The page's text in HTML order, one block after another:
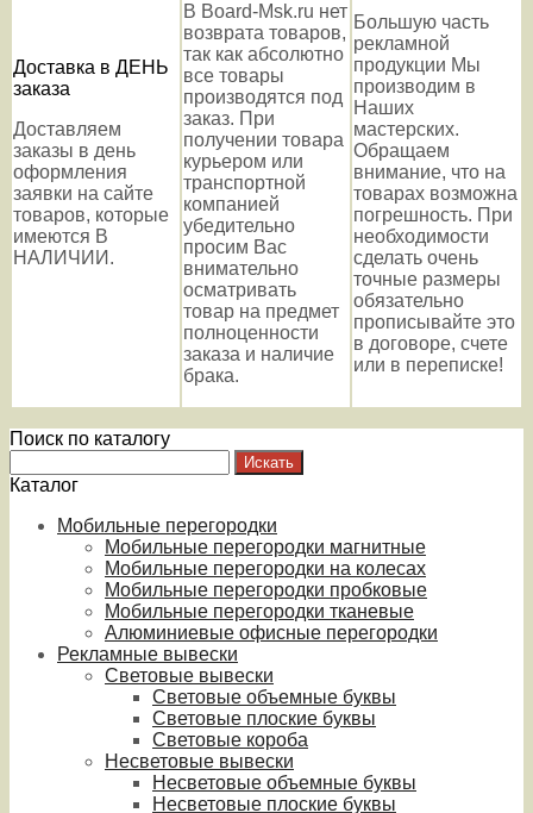
Доставка в ДЕНЬ
заказа
Доставляем
заказы в день
оформления
заявки на сайте
товаров, которые
имеются В
НАЛИЧИИ.
В Board-Msk.ru нет
возврата товаров,
так как абсолютно
все товары
производятся под
заказ. При
получении товара
курьером или
транспортной
компанией
убедительно
просим Вас
внимательно
осматривать
товар на предмет
полноценности
заказа и наличие
брака.
Большую часть
рекламной
продукции Мы
производим в
Наших
мастерских.
Обращаем
внимание, что на
товарах возможна
погрешность. При
необходимости
сделать очень
точные размеры
обязательно
прописывайте это
в договоре, счете
или в переписке!
Поиск по каталогу
Каталог
Мобильные перегородки
Мобильные перегородки магнитные
Мобильные перегородки на колесах
Мобильные перегородки пробковые
Мобильные перегородки тканевые
Алюминиевые офисные перегородки
Рекламные вывески
Световые вывески
Световые объемные буквы
Световые плоские буквы
Световые короба
Несветовые вывески
Несветовые объемные буквы
Несветовые плоские буквы